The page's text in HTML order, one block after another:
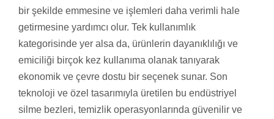
bir şekilde emmesine ve işlemleri daha verimli hale
getirmesine yardımcı olur. Tek kullanımlık
kategorisinde yer alsa da, ürünlerin dayanıklılığı ve
emiciliği birçok kez kullanıma olanak tanıyarak
ekonomik ve çevre dostu bir seçenek sunar. Son
teknoloji ve özel tasarımıyla üretilen bu endüstriyel
silme bezleri, temizlik operasyonlarında güvenilir ve